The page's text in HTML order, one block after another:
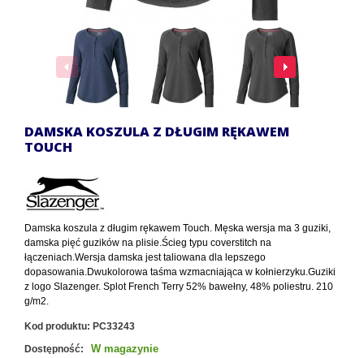
DAMSKA KOSZULA Z DŁUGIM RĘKAWEM
TOUCH
Damska koszula z długim rękawem Touch. Męska wersja ma 3 guziki,
damska pięć guzików na plisie.Ścieg typu coverstitch na
łączeniach.Wersja damska jest taliowana dla lepszego
dopasowania.Dwukolorowa taśma wzmacniająca w kołnierzyku.Guziki
z logo Slazenger. Splot French Terry 52% bawełny, 48% poliestru. 210
g/m2.
Kod produktu: PC33243
Dostępność:
W magazynie